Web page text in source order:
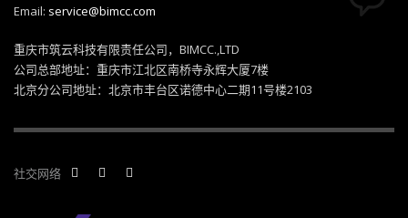
Email: service@bimcc.com
重庆市筑云科技有限责任公司，BIMCC.,LTD
公司总部地址：重庆市江北区南桥寺永辉大厦7楼
北京分公司地址：北京市丰台区诺德中心二期11号楼2103
社交网络